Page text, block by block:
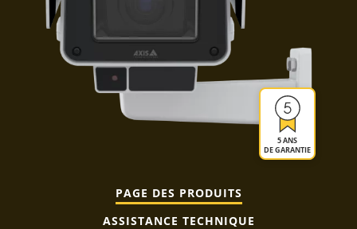
5 ANS
DE GARANTIE
PAGE DES PRODUITS
ASSISTANCE TECHNIQUE